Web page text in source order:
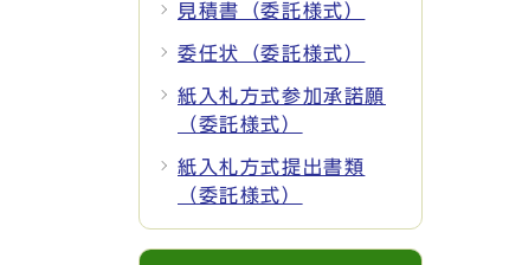
見積書（委託様式）
委任状（委託様式）
紙入札方式参加承諾願
（委託様式）
紙入札方式提出書類
（委託様式）